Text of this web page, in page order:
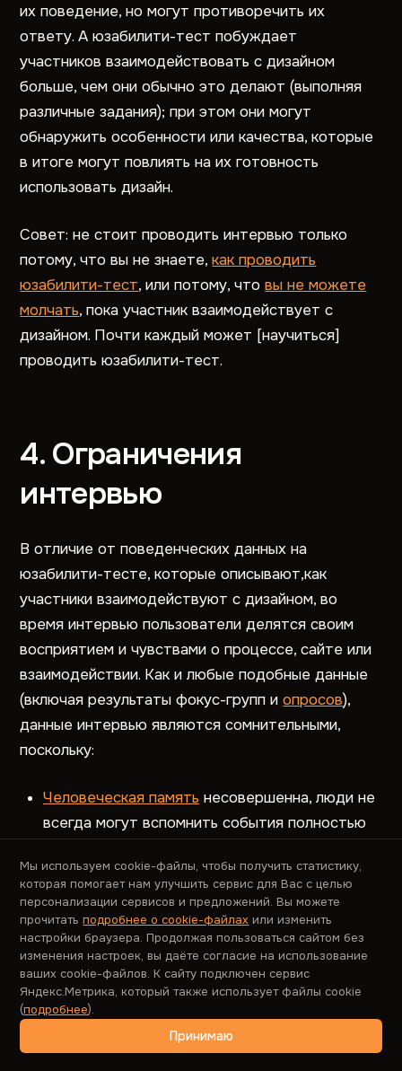
их поведение, но могут противоречить их
ответу. А юзабилити-тест побуждает
участников взаимодействовать с дизайном
больше, чем они обычно это делают (выполняя
различные задания); при этом они могут
обнаружить особенности или качества, которые
в итоге могут повлиять на их готовность
использовать дизайн.
Совет: не стоит проводить интервью только
потому, что вы не знаете,как проводить
юзабилити-тест, или потому, чтовы не можете
молчать, пока участник взаимодействует с
дизайном. Почти каждый может [научиться]
проводить юзабилити-тест.
4. Ограничения
интервью
В отличие от поведенческих данных на
юзабилити-тесте, которые описывают,как
участники взаимодействуют с дизайном, во
время интервью пользователи делятся своим
восприятием и чувствами о процессе, сайте или
взаимодействии. Как и любые подобные данные
(включая результаты фокус-групп иопросов),
данные интервью являются сомнительными,
поскольку:
Человеческая память несовершенна, люди не
всегда могут вспомнить события полностью
Участники не знают, что именно важно для
интервьюера, поэтому иногда упускают
детали. Они обычно не считают
незначительные взаимодействия достаточно
важными, чтобы о них вспоминать.
Некоторые люди горды или закрыты, другие
застенчивы и легко смущаются. Поэтому не
Мы используем cookie-файлы, чтобы получить статистику,
которая помогает нам улучшить сервис для Вас с целью
персонализации сервисов и предложений. Вы можете
прочитатьподробнее о cookie-файлах или изменить
настройки браузера. Продолжая пользоваться сайтом без
изменения настроек, вы даёте согласие на использование
ваших cookie-файлов. К сайту подключен сервис
Яндекс.Метрика, который также использует файлы cookie
(подробнее).
Принимаю